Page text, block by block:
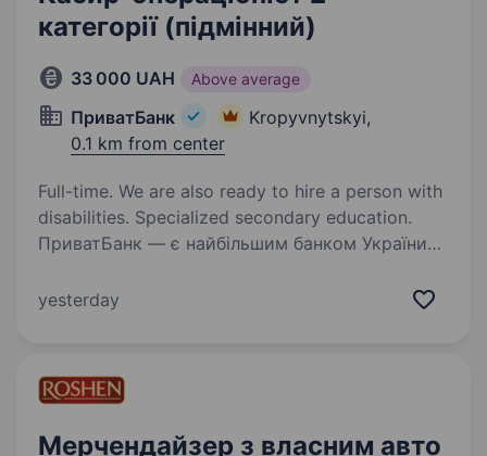
категорії (підмінний)
33 000 UAH Above average
ПриватБанк
Kropyvnytskyi,
0.1 km from center
Full-time. We are also ready to hire a person with
disabilities. Specialized secondary education.
ПриватБанк — є найбільшим банком України
Займає лідуючі позиції за всіма фінансовими
yesterday
Мерчендайзер з власним авто